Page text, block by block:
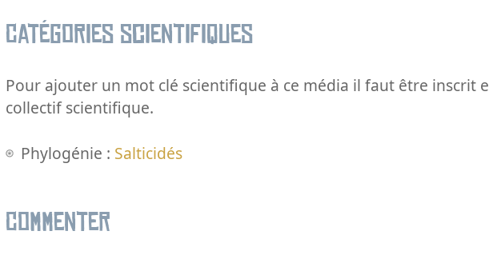
Catégories scientifiques
Pour ajouter un mot clé scientifique à ce média il faut être inscrit
collectif scientifique.
Phylogénie : Salticidés
Commenter